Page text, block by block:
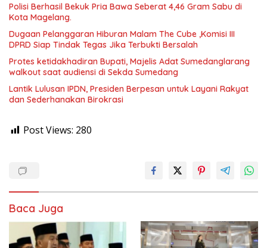
Polisi Berhasil Bekuk Pria Bawa Seberat 4,46 Gram Sabu di
Kota Magelang.
Dugaan Pelanggaran Hiburan Malam The Cube ,Komisi III
DPRD Siap Tindak Tegas Jika Terbukti Bersalah
Protes ketidakhadiran Bupati, Majelis Adat Sumedanglarang
walkout saat audiensi di Sekda Sumedang
Lantik Lulusan IPDN, Presiden Berpesan untuk Layani Rakyat
dan Sederhanakan Birokrasi
Post Views: 280
Baca Juga